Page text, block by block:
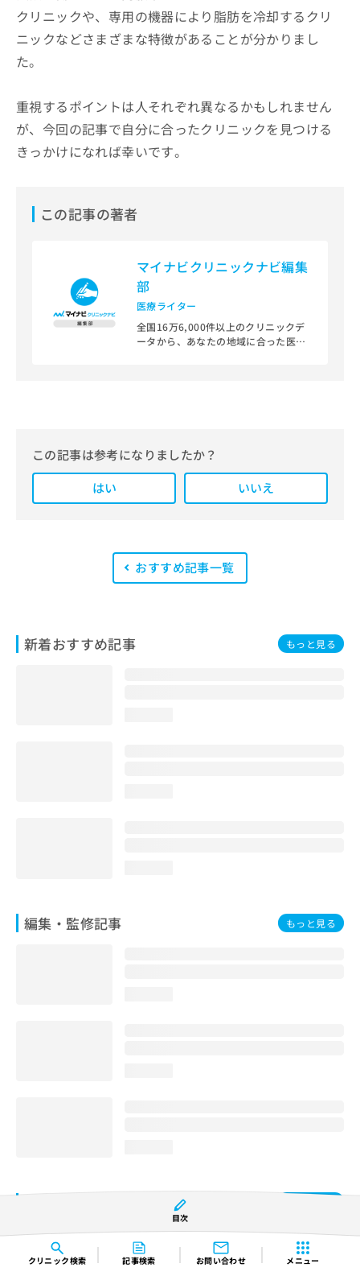
クリニック検索 記事検索 お問い合わせ メニュー
クリニックや、専用の機器により脂肪を冷却するクリ
ニックなどさまざまな特徴があることが分かりまし
た。
重視するポイントは人それぞれ異なるかもしれません
が、今回の記事で自分に合ったクリニックを見つける
きっかけになれば幸いです。
この記事の著者
マイナビクリニックナビ編集
部
医療ライター
全国16万6,000件以上のクリニックデ
ータから、あなたの地域に合った医療
また、医療広告ガイドラインに準拠し
た編集体制を整えており、編集部内に
は、一般社団法人薬機法医療法規格協
います。
この記事は参考になりましたか？
はい
いいえ
おすすめ記事一覧
目次
新着おすすめ記事 もっと見る
編集・監修記事 もっと見る